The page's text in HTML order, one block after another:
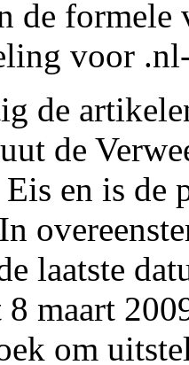
de formele
voor
de
de
Eis en is
laatste
maart
om